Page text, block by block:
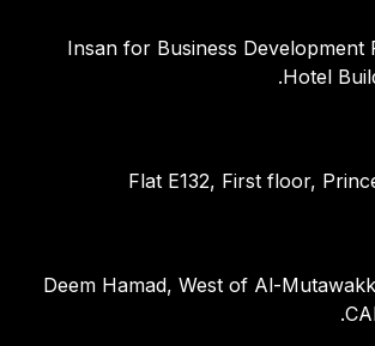
Insan for Business Development
Hotel
Flat E132, First floor,
Deem Hamad, West of Al-